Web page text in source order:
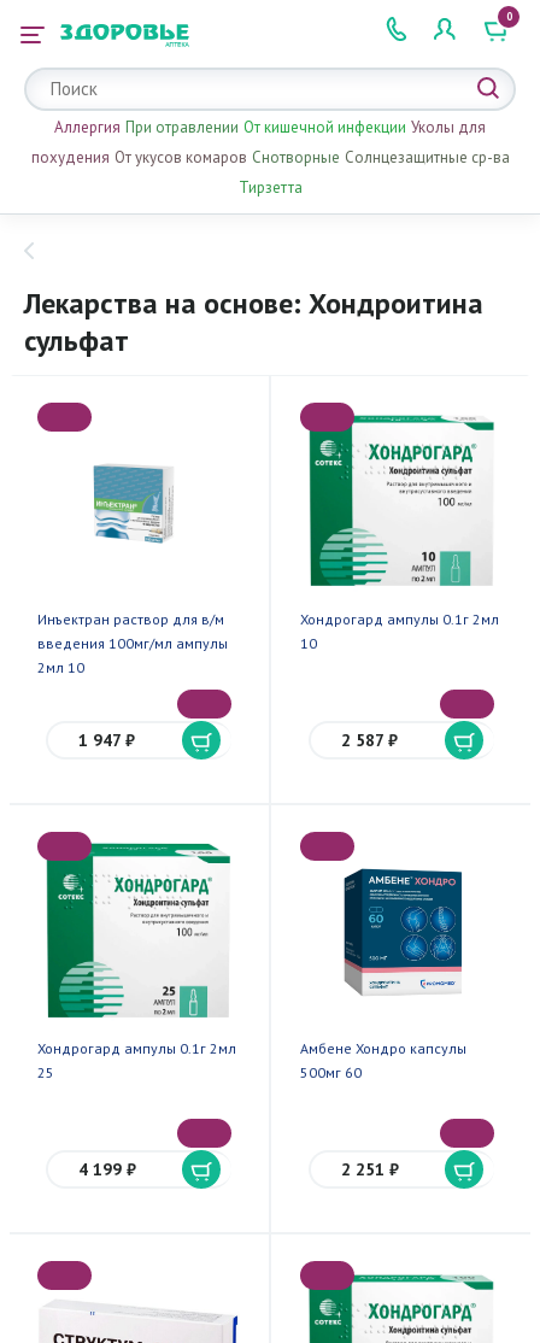
2 505 505
0
Аллергия При отравлении От кишечной инфекции Уколы для
похудения От укусов комаров Снотворные Солнцезащитные ср-ва
Тирзетта
Лекарства на основе: Хондроитина
сульфат
Инъектран раствор для в/м
введения 100мг/мл ампулы
2мл 10
1 947 ₽
Хондрогард ампулы 0.1г 2мл
10
2 587 ₽
Хондрогард ампулы 0.1г 2мл
25
4 199 ₽
Амбене Хондро капсулы
500мг 60
2 251 ₽